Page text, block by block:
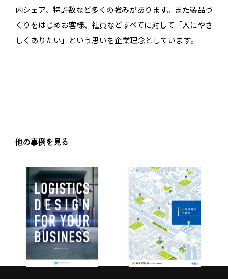
内シェア、特許数など多くの強みがあります。また製品づ
くりをはじめお客様、社員などすべてに対して「人にやさ
しくありたい」という思いを企業理念としています。
他の事例を見る